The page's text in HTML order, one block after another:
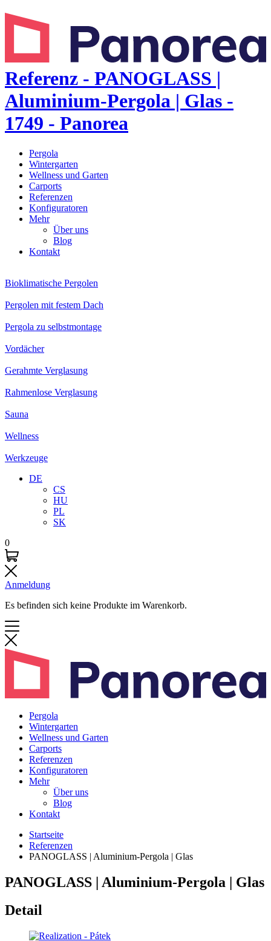
Referenz - PANOGLASS |
Aluminium-Pergola | Glas -
1749 - Panorea
Pergola
Wintergarten
Wellness und Garten
Carports
Referenzen
Konfiguratoren
Mehr
Über uns
Blog
Kontakt
Bioklimatische Pergolen
Pergolen mit festem Dach
Pergola zu selbstmontage
Vordächer
Gerahmte Verglasung
Rahmenlose Verglasung
Sauna
Wellness
Werkzeuge
DE
CS
HU
PL
SK
0
Anmeldung
Es befinden sich keine Produkte im Warenkorb.
Pergola
Wintergarten
Wellness und Garten
Carports
Referenzen
Konfiguratoren
Mehr
Über uns
Blog
Kontakt
Startseite
Referenzen
PANOGLASS | Aluminium-Pergola | Glas
PANOGLASS | Aluminium-Pergola | Glas
Detail